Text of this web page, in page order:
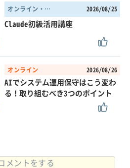
オンライン・東京都 2026/08/25
Claude初級活用講座
オンライン 2026/08/26
AIでシステム運用保守はこう変わ
る！取り組むべき3つのポイント